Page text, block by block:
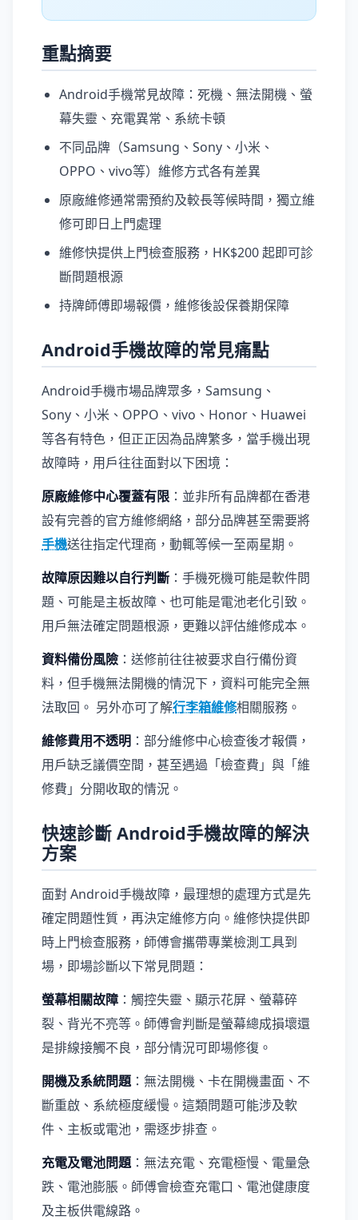
重點摘要
Android手機常見故障：死機、無法開機、螢
幕失靈、充電異常、系統卡頓
不同品牌（Samsung、Sony、小米、
OPPO、vivo等）維修方式各有差異
原廠維修通常需預約及較長等候時間，獨立維
修可即日上門處理
維修快提供上門檢查服務，HK$200 起即可診
斷問題根源
持牌師傅即場報價，維修後設保養期保障
Android手機故障的常見痛點
Android手機市場品牌眾多，Samsung、
Sony、小米、OPPO、vivo、Honor、Huawei
等各有特色，但正正因為品牌繁多，當手機出現
故障時，用戶往往面對以下困境：
原廠維修中心覆蓋有限 ：並非所有品牌都在香港
設有完善的官方維修網絡，部分品牌甚至需要將
手機送往指定代理商，動輒等候一至兩星期。
故障原因難以自行判斷 ：手機死機可能是軟件問
題、可能是主板故障、也可能是電池老化引致。
用戶無法確定問題根源，更難以評估維修成本。
資料備份風險 ：送修前往往被要求自行備份資
料，但手機無法開機的情況下，資料可能完全無
法取回。 另外亦可了解行李箱維修相關服務。
維修費用不透明 ：部分維修中心檢查後才報價，
用戶缺乏議價空間，甚至遇過「檢查費」與「維
修費」分開收取的情況。
快速診斷 Android手機故障的解決
方案
面對 Android手機故障，最理想的處理方式是先
確定問題性質，再決定維修方向。維修快提供即
時上門檢查服務，師傅會攜帶專業檢測工具到
場，即場診斷以下常見問題：
螢幕相關故障 ：觸控失靈、顯示花屏、螢幕碎
裂、背光不亮等。師傅會判斷是螢幕總成損壞還
是排線接觸不良，部分情況可即場修復。
開機及系統問題：無法開機、卡在開機畫面、不
斷重啟、系統極度緩慢。這類問題可能涉及軟
件、主板或電池，需逐步排查。
充電及電池問題：無法充電、充電極慢、電量急
跌、電池膨脹。師傅會檢查充電口、電池健康度
及主板供電線路。